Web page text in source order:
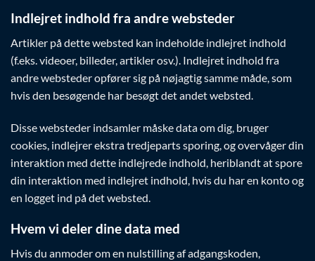
Indlejret indhold fra andre websteder
Artikler på dette websted kan indeholde indlejret indhold
(f.eks. videoer, billeder, artikler osv.). Indlejret indhold fra
andre websteder opfører sig på nøjagtig samme måde, som
hvis den besøgende har besøgt det andet websted.
Disse websteder indsamler måske data om dig, bruger
cookies, indlejrer ekstra tredjeparts sporing, og overvåger din
interaktion med dette indlejrede indhold, heriblandt at spore
din interaktion med indlejret indhold, hvis du har en konto og
en logget ind på det websted.
Hvem vi deler dine data med
Hvis du anmoder om en nulstilling af adgangskoden,